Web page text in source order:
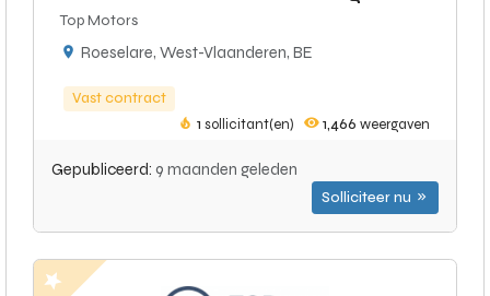
Top Motors
Roeselare, West-Vlaanderen, BE
Vast contract
1 sollicitant(en) 1,466 weergaven
Gepubliceerd: 9 maanden geleden
Solliciteer nu